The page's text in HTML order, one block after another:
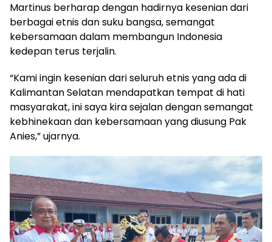
Martinus berharap dengan hadirnya kesenian dari
berbagai etnis dan suku bangsa, semangat
kebersamaan dalam membangun Indonesia
kedepan terus terjalin.
“Kami ingin kesenian dari seluruh etnis yang ada di
Kalimantan Selatan mendapatkan tempat di hati
masyarakat, ini saya kira sejalan dengan semangat
kebhinekaan dan kebersamaan yang diusung Pak
Anies,” ujarnya.